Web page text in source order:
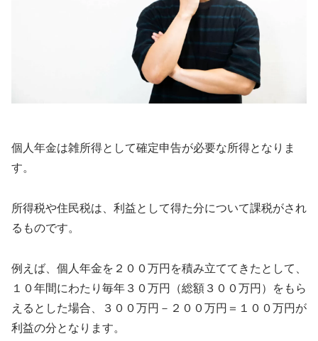
個人年金は雑所得として確定申告が必要な所得となりま
す。
所得税や住民税は、利益として得た分について課税がされ
るものです。
例えば、個人年金を２００万円を積み立ててきたとして、
１０年間にわたり毎年３０万円（総額３００万円）をもら
えるとした場合、３００万円－２００万円＝１００万円が
利益の分となります。